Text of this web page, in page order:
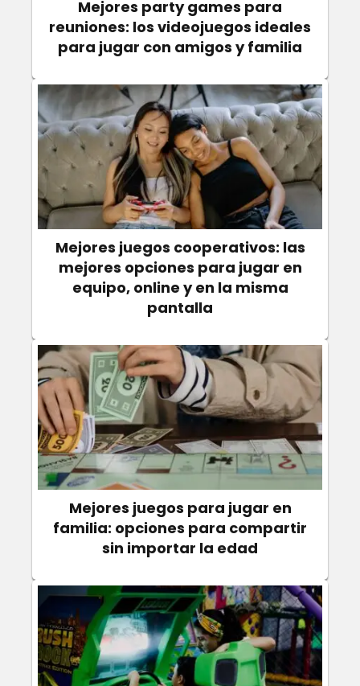
Mejores party games para
reuniones: los videojuegos ideales
para jugar con amigos y familia
Mejores juegos cooperativos: las
mejores opciones para jugar en
equipo, online y en la misma
pantalla
Mejores juegos para jugar en
familia: opciones para compartir
sin importar la edad